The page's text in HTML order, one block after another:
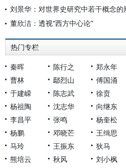
刘景华：对世界史研究中若干概念的
董欣洁：透视“西方中心论”
热门专栏
秦晖 陈行之 郑永年
曹林
鄢烈山 傅国涌
于建嵘
陈志武 徐贲
杨祖陶
沈志华 向继东
李昌平
张鸣 杨奎松
杨鹏
邓晓芒 王缉思
马玲
王振东 狄马
熊培云
秋风 刘小枫